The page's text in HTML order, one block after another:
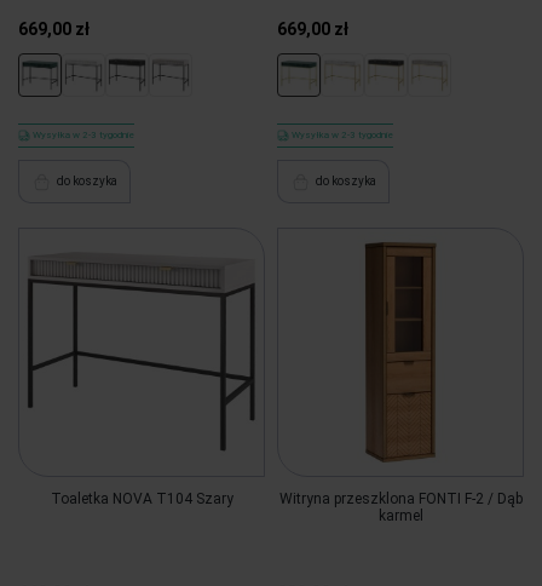
669,00 zł
Wysyłka w 2-3 tygodnie
do koszyka
669,00 zł
Wysyłka w 2-3 tygodnie
do koszyka
Toaletka NOVA T104 Szary
Witryna przeszklona FONTI F-2 / Dąb
karmel